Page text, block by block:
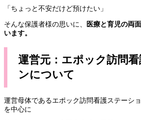
「ちょっと不安だけど預けたい」
そんな保護者様の思いに、
医療と育児の両
います。
運営元：エポック訪問
ンについて
運営母体であるエポック訪問看護ステーシ
を中心に